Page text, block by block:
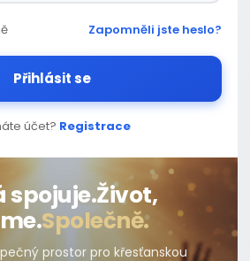
Zapomněli jste heslo?
Přihlásit se
účet? Registrace
spojuje.Život,
Společně.
prostor pro křesťanskou